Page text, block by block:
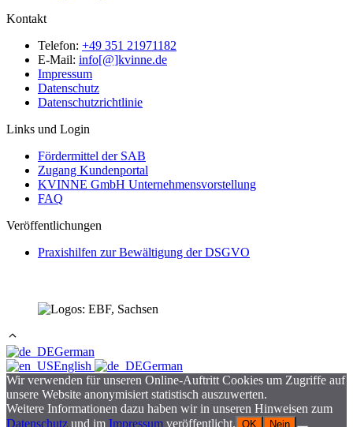
Kontakt
Telefon: +49 351 21971182
E-Mail: info[@]kvinne.de
Impressum
Datenschutz
Datenschutzrichtlinie
Links und Login
Fördermittel der SAB
Zugang Kundenportal
KVINNE GmbH Unternehmensvorstellung
FAQ
Veröffentlichungen
Praxishilfen zur Bewältigung der DSGVO
German
English
German
Wir verwenden für unseren Online-Auftritt Cookies um Zugriffe auf
unsere Website anonymisiert statistisch auszuwerten.
Weitere Informationen dazu haben wir in unseren Hinweisen zum
Datenschutz und im Impressum veröffentlicht. OK Nein